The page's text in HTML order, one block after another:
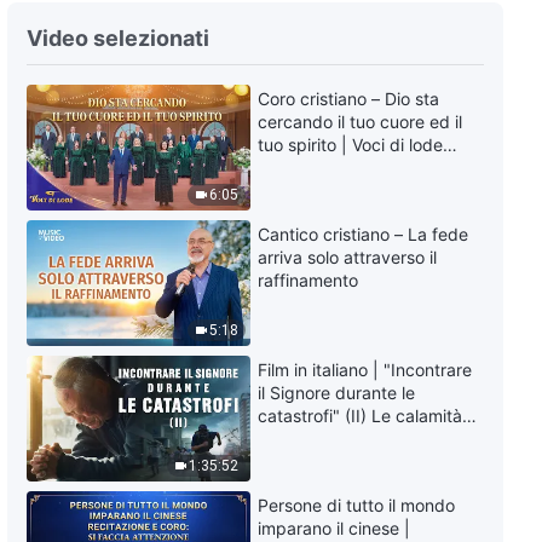
5:50
3:16
Cantico cristiano – La
manifestazione della forza vitale
di Dio
4:11
Cantico cristiano – Dio non
abbandonerà coloro che anelano
veramente a Lui
5:26
Cantico cristiano – Dovreste
raggiungere il riconoscimento da
parte di Dio
Video selezionati
6:05
Coro cristiano – Dio sta
cercando il tuo cuore ed il
tuo spirito | Voci di lode
5:18
Cantico cristiano – La fede
arriva solo attraverso il
raffinamento
1:35:52
Film in italiano | "Incontrare
il Signore durante le
catastrofi" (II) Le calamità
Persone di tutto il mondo
imparano il cinese |